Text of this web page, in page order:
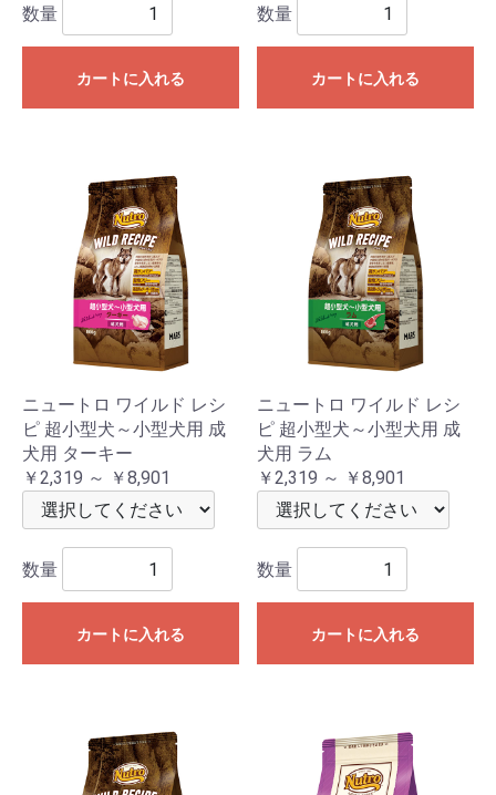
数量
カートに入れる
数量
カートに入れる
ニュートロ ワイルド レシ
ピ 超小型犬～小型犬用 成
犬用 ターキー
￥2,319 ～ ￥8,901
数量
カートに入れる
ニュートロ ワイルド レシ
ピ 超小型犬～小型犬用 成
犬用 ラム
￥2,319 ～ ￥8,901
数量
カートに入れる